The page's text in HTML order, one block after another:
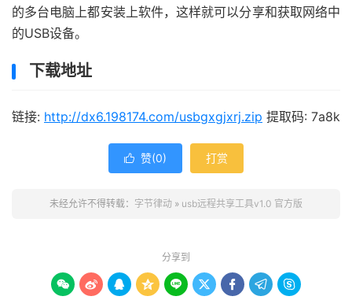
的多台电脑上都安装上软件，这样就可以分享和获取网络中
的USB设备。
下载地址
链接: http://dx6.198174.com/usbgxgjxrj.zip 提取码: 7a8k
 赞(0) 打赏
未经允许不得转载： 字节律动 » usb远程共享工具v1.0 官方版
分享到
        